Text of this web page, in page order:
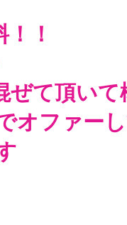
！
ぜて頂い
オファー